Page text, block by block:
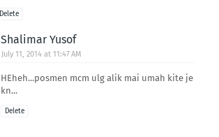
Delete
Shalimar Yusof
July 11, 2014 at 11:47 AM
HEheh...posmen mcm ulg alik mai umah kite je
kn...
Delete